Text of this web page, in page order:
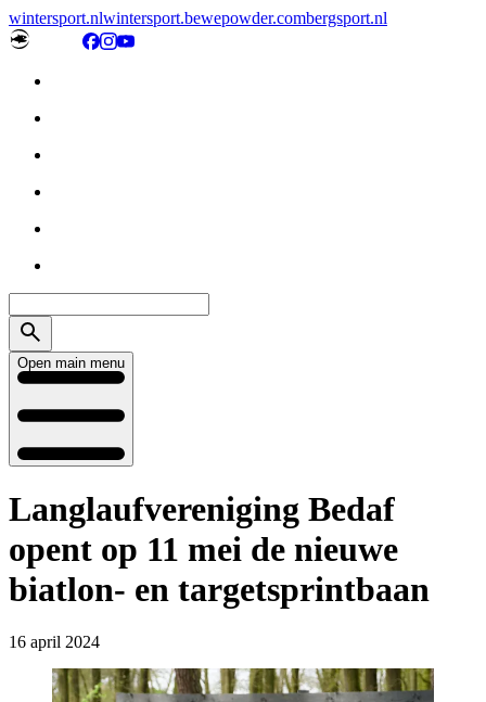
wintersport.nlwintersport.bewepowder.combergsport.nl
Open main menu
Langlaufvereniging Bedaf
opent op 11 mei de nieuwe
biatlon- en targetsprintbaan
16 april 2024